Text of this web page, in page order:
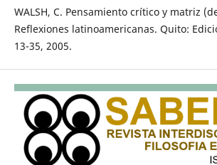
WALSH, C. Pensamiento crítico y matriz
Reflexiones latinoamericanas. Quito:
13-35, 2005.